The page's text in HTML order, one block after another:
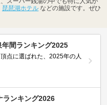
琵琶湖ホテル などの施設です。ぜひ
間ランキング2025
点に選ばれた、2025年の人
ランキング2026